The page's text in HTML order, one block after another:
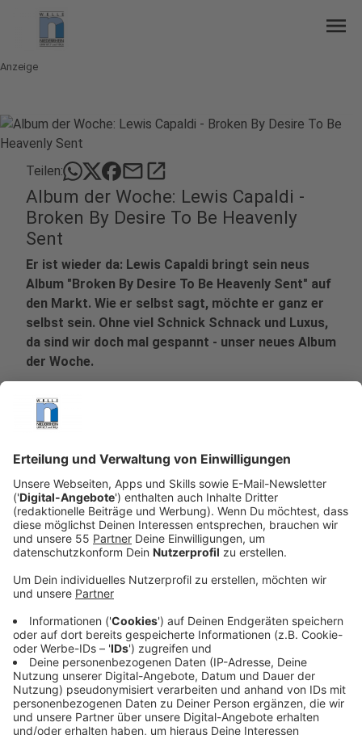
menu
Anzeige
Teilen: mailopen_in_new
Album der Woche: Lewis Capaldi -
Broken By Desire To Be Heavenly
Sent
Er ist wieder da: Lewis Capaldi bringt sein neus
Album "Broken By Desire To Be Heavenly Sent" auf
den Markt. Wie er selbst sagt, möchte er ganz er
selbst sein. Ohne viel Schnick Schnack und Luxus,
da sind wir doch mal gespannt - unser neues Album
der Woche.
Lewis Capaldi war endlich wieder zu Hause. Und in
seinem Kopf drehte sich alles. Es war fast zwei Jahre
her, dass der schottische Singer-Songwriter sein
Debütalbum veröffentlicht hatte, ein Album, dessen
Erfolg ihn in dieser Zeit ständig auf der ganzen Welt
auf Achse gehalten hatte. "Divinely Uninspired to a
selbstgeschriebener Songs, die aus dem Nichts heraus
die Welt ein Stück weit eroberte. Die Breakthrough-
Single Capaldis "Someone You Loved" war 2019 der
Sound des Frühlings. Und nun? Mit dem Rückenwind ist
es vielleicht kein Wunder, dass auch mit "Broken By
Desire To Be Heavenly Sent" Capaldi auf Rekordejagd